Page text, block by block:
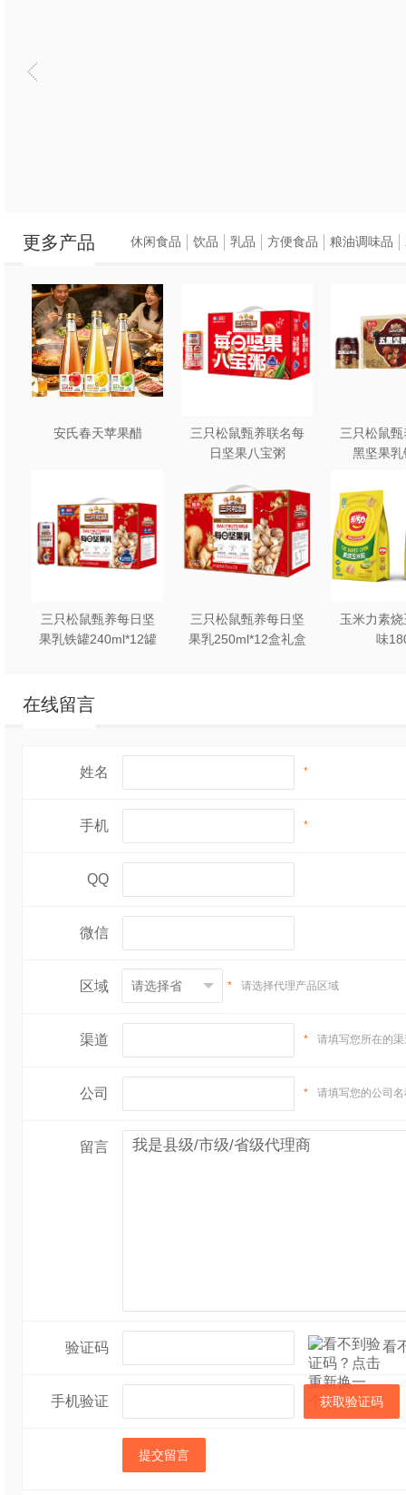
更多产品
安氏春天苹果醋
三只松鼠甄养联名每
日坚果八宝粥
三只松鼠
黑坚果乳
三只松鼠甄养每日坚
果乳铁罐240ml*12罐
三只松鼠甄养每日坚
果乳250ml*12盒礼盒
玉米力素
味
休闲食品 饮品 乳品 方便食品 粮油调味品
在线留言
姓名 *
手机 *
QQ
微信
区域 * 请选择代理产品区域
渠道 * 请填写您所在的
公司 * 请填写您的公司
留言
验证码 看
手机验证 获取验证码
提交留言